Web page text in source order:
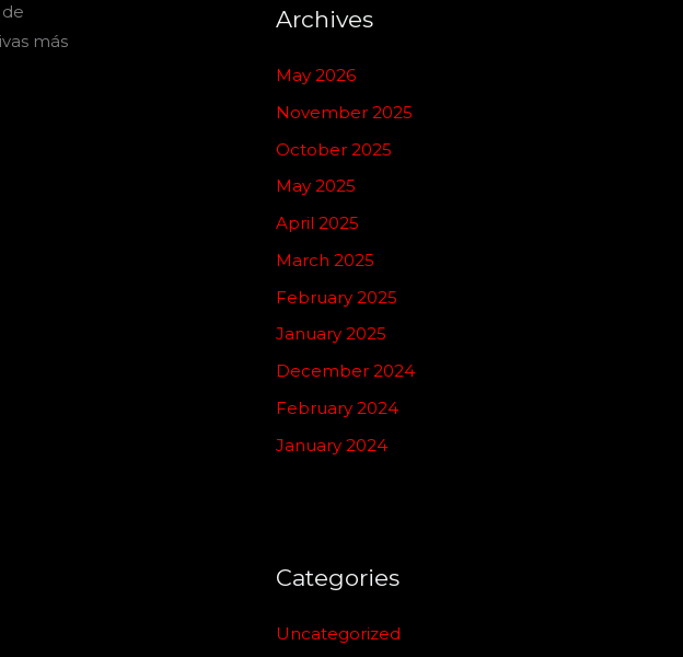
más
Archives
May 2026
November 2025
October 2025
May 2025
April 2025
March 2025
February 2025
January 2025
December 2024
February 2024
January 2024
Categories
Uncategorized